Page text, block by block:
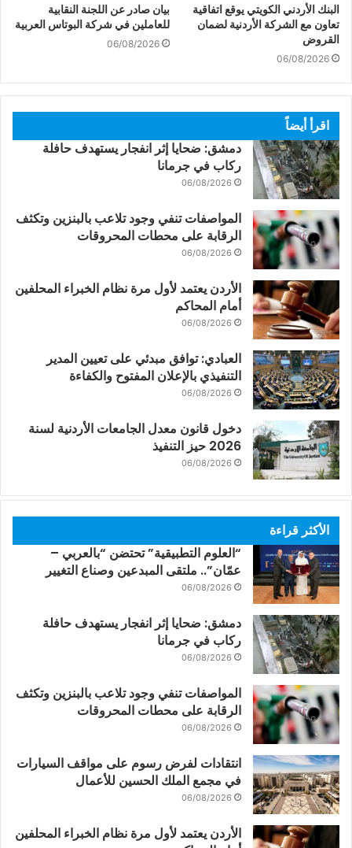
البنك الأردني الكويتي يوقع اتفاقية
تعاون مع الشركة الأردنية لضمان
القروض
06/08/2026
بيان صادر عن اللجنة النقابية
للعاملين في شركة البوتاس العربية
06/08/2026
اقرأ أيضاً
دمشق: ضحايا إثر انفجار يستهدف حافلة
ركاب في جرمانا
06/08/2026
المواصفات تنفي وجود تلاعب بالبنزين وتكثف
الرقابة على محطات المحروقات
06/08/2026
الأردن يعتمد لأول مرة نظام الخبراء المحلفين
أمام المحاكم
06/08/2026
العبادي: توافق مبدئي على تعيين المدير
التنفيذي بالإعلان المفتوح والكفاءة
06/08/2026
دخول قانون معدل الجامعات الأردنية لسنة
2026 حيز التنفيذ
06/08/2026
الأكثر قراءة
“العلوم التطبيقية” تحتضن “بالعربي –
عمّان”.. ملتقى المبدعين وصناع التغيير
06/08/2026
دمشق: ضحايا إثر انفجار يستهدف حافلة
ركاب في جرمانا
06/08/2026
المواصفات تنفي وجود تلاعب بالبنزين وتكثف
الرقابة على محطات المحروقات
06/08/2026
انتقادات لفرض رسوم على مواقف السيارات
في مجمع الملك الحسين للأعمال
06/08/2026
الأردن يعتمد لأول مرة نظام الخبراء المحلفين